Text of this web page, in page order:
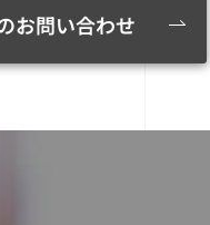
お問い合わせ